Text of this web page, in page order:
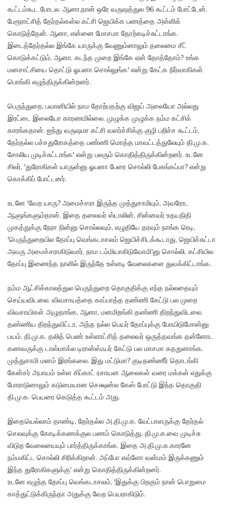
கூட்டம்கூட போடல. ஆனா,நான் ஒரே வருஷத்துல 96 கூட்டம் போட்டேன்.
பேரூராட்சித் தேர்தல்கள்ல கட்சி ஜெயிக்க பணத்தை அள்ளிக்
கொடுத்தேன். ஆனா, என்னை மோசமா தோற்கடிச்சுட்டாங்க.
இடைத்தேர்தல்ல இங்கே யாருக்கு வேணும்னாலும் தலைமை சீட்
கொடுக்கட்டும், ஆனா, கடந்த முறை இங்கே ஏன் தோத்தோம்? உங்க
மனசாட்சியை தொட்டு ஓபனா சொல்லுங்க' என்று கேட்க நிர்வாகிகள்
பொங்கி எழுந்திருக்கின்றனர்.
பெருந்துறை, பவானியில் நாம தோற்பதற்கு விஜய் அலையோ அல்லது
இரட்டை இலையோ காரணமில்லை. முழுக்க முழுக்க நம்ம கட்சிக்
காரங்கதான். ஐந்து வருஷமா கட்சி வளர்ச்சிக்கு குழி பறிச்ச கூட்டம்,
தேர்தல்ல பச்சதுரோகத்தை பண்ணி மொத்த மாவட்டத்துலேயும் தி.மு.க.
சோலிய முடிச்சுட்டாங்க' என்று பலரும் கொதித்திருக்கின்றனர். உடனே
சிலர், 'துரோகிகள் யாருன்னு ஓபனா பேரை சொல்லி பேசுங்கப்பா? என்று
கொக்கிப் போட்டனர்.
உடனே 'வேற யாரு? அமைச்சரா இருந்த முத்துசாமியும், அவரோட
ஆளுங்களும்தான். இதை தலைவர் ஸ்டாலின், சின்னவர் உதயநிதி
முகத்துக்கு நேரா நின்னு சொல்லவும், எழுதியே தரவும் நாங்க ரெடி,
'பெருந்துறையில தோப்பு வெங்கடாசலம் ஜெயிச்சிடக்கூடாது, ஜெயிச்சுட்டா
அவரு அமைச்சராகிடுவார், நாம டம்மியாகிடுவோமி'னு சொல்லி, கட்சியில
தோப்பு இணைந்த நாளில் இருந்தே உள்ளடி வேலைகளை துவக்கிட்டாங்க.
நம்ம ஆட்சிக்காலத்துல பெருந்துறை தொகுதிக்கு எந்த நல்லதையும்
செய்யவிடலை. விவசாயத்தை காப்பாத்த தண்ணி கேட்டு பல முறை
விவசாயிகள் அழுதாங்க, ஆனா, மனமிறங்கி தண்ணி திறந்துவிடலை.
தண்ணிய திறந்துவிட்டா, அந்த நல்ல பெயர் தோப்புக்கு போயிடுமோன்னு
பயம். தி.மு.க. தலித் பெண் உள்ளாட்சித் தலைவர் ஒருத்தவங்க தன்னோட
கணவருக்கு டாஸ்மாக்ல டிரான்ஸ்ஃபர் கேட்டு பல மாசமா கதறுனாங்க.
முத்துசாமி மனம் இரங்கலை. இது மட்டுமா? குடிதண்ணீர் தொடங்கி
கேன்சர் அபாயம் உள்ள சிப்காட் ரசாயன ஆலைகள் வரை மக்கள் எதுக்கு
போராடுனாலும் கடுமையான செக்ஷன்ல கேஸ் போட்டு இந்த தொகுதி
தி.மு.க. பெயரை கெடுத்த கூட்டம் அது.
இதையெல்லாம் தாண்டி, தேர்தல்ல அ.தி.மு.க. வேட்பாளருக்கு தேர்தல்
செலவுக்கு கோடிக்கணக்குல பணம் கொடுத்து, தி.மு.க.வை முடிச்சு
விடுற வேலையையும் பார்த்திருக்காங்க. இதை அ.தி.மு.க.காரனே
நம்மகிட்ட சொல்லி சிரிக்கிறான். அப்போ எவ்ளோ வன்மம் இருக்கணும்
இந்த துரோகிகளுக்கு' என்று கொதித்திருக்கின்றனர்.
உடனே எழுந்த தோப்பு வெங்கடாசலம், 'இதுக்கு பிறகும் நான் பொறுமை
காத்துட்டுக்கிருந்தா அதுக்கு வேற பெயராகிடும்.